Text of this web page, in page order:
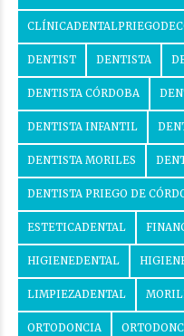
DENTIST DENTISTA
DENTISTA CÓRDOBA
DENTISTA INFANTIL
DENTISTA MORILES
DENTISTA PRIEGO DE
ESTETICADENTAL
HIGIENEDENTAL
LIMPIEZADENTAL
ORTODONCIA